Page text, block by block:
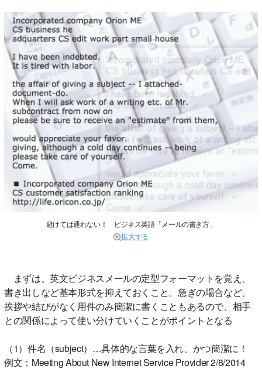
避けては通れない！ ビジネス英語「メールの書き方」
拡大する
まずは、英文ビジネスメールの定型フォーマットを覚え、
書き出しなど基本形式を抑えておくこと。急ぎの場合など、
挨拶や結びがなく用件のみ簡潔に書くこともあるので、相手
との関係によって使い分けていくことがポイントとなる
（1）件名（subject）…具体的な言葉を入れ、かつ簡潔に！
例文：Meeting About New Internet Service Provider 2/8/2014